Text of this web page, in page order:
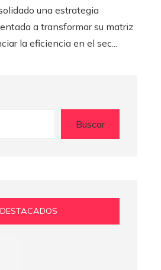
una estrategia
a transformar su matriz
la eficiencia en el sec...
Buscar
DESTACADOS